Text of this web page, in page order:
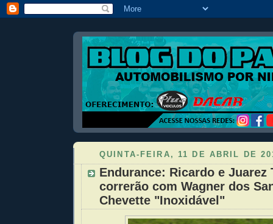
QUINTA-FEIRA, 11 DE ABRIL DE
Endurance: Ricardo e Juarez
correrão com Wagner dos
Chevette "Inoxidável"